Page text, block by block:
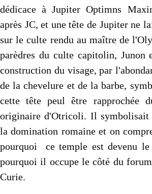
dédicace à Jupiter Optimns
après JC, et une tête de Jupiter ne
sur le culte rendu au maître de
parèdres du culte capitolin, Junon
construction du visage, par
de la chevelure et de la barbe,
cette tête peul être rapprochée
originaire d'Otricoli. Il symbolisait
la domination romaine et on
pourquoi ce temple est devenu
pourquoi il occupe le côté du
Curie.